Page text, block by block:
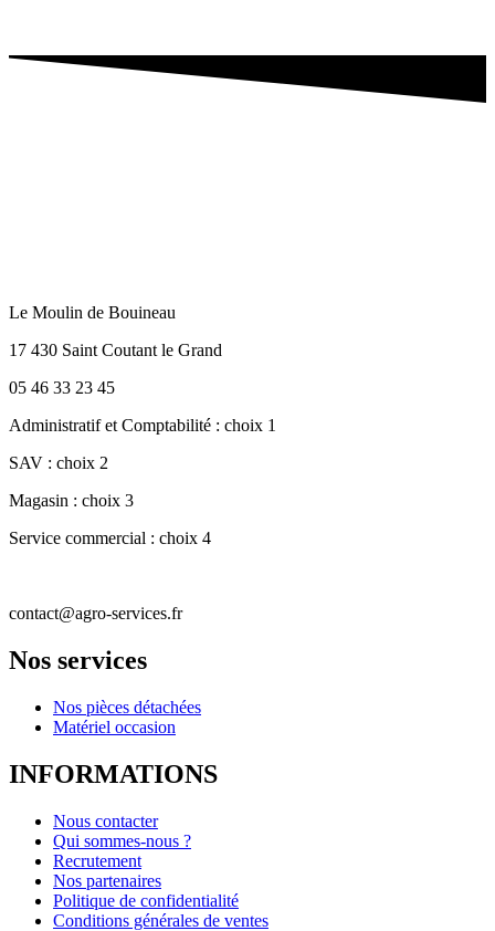
Le Moulin de Bouineau
17 430 Saint Coutant le Grand
05 46 33 23 45
Administratif et Comptabilité : choix 1
SAV : choix 2
Magasin : choix 3
Service commercial : choix 4
contact@agro-services.fr
Nos services
Nos pièces détachées
Matériel occasion
INFORMATIONS
Nous contacter
Qui sommes-nous ?
Recrutement
Nos partenaires
Politique de confidentialité
Conditions générales de ventes